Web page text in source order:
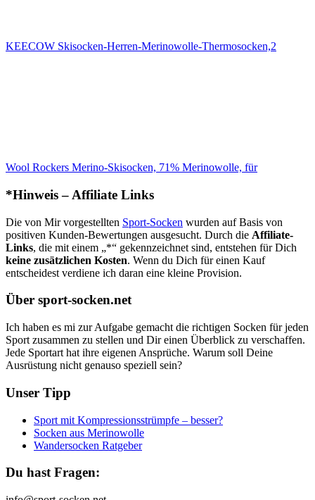
KEECOW Skisocken-Herren-Merinowolle-Thermosocken,2
Wool Rockers Merino-Skisocken, 71% Merinowolle, für
*Hinweis – Affiliate Links
Die von Mir vorgestellten Sport-Socken wurden auf Basis von
positiven Kunden-Bewertungen ausgesucht. Durch die Affiliate-
Links, die mit einem „*“ gekennzeichnet sind, entstehen für Dich
keine zusätzlichen Kosten. Wenn du Dich für einen Kauf
entscheidest verdiene ich daran eine kleine Provision.
Über sport-socken.net
Ich haben es mi zur Aufgabe gemacht die richtigen Socken für jeden
Sport zusammen zu stellen und Dir einen Überblick zu verschaffen.
Jede Sportart hat ihre eigenen Ansprüche. Warum soll Deine
Ausrüstung nicht genauso speziell sein?
Unser Tipp
Sport mit Kompressionsstrümpfe – besser?
Socken aus Merinowolle
Wandersocken Ratgeber
Du hast Fragen: